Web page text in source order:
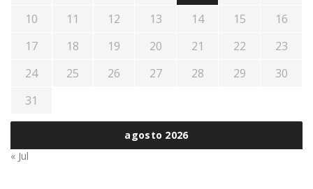
agosto 2026
10
11 12 13 14 15
16
17
18 19 20 21 22
23
24
25 26 27 28 29
30
31
« Jul